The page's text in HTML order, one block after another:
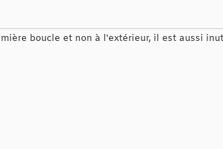
boucle et non à l'extérieur, il est aussi